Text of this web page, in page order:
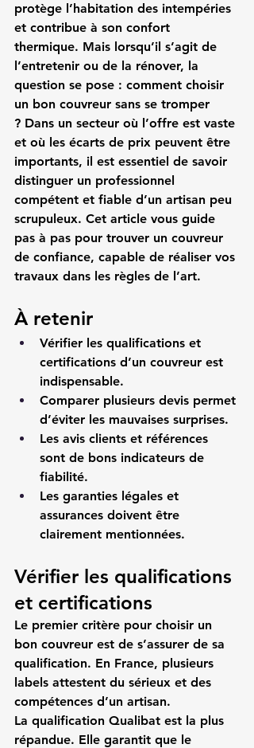
protège l’habitation des intempéries
et contribue à son confort
thermique. Mais lorsqu’il s’agit de
l’entretenir ou de la rénover, la
question se pose : comment choisir
un bon couvreur sans se tromper
? Dans un secteur où l’offre est vaste
et où les écarts de prix peuvent être
importants, il est essentiel de savoir
distinguer un professionnel
compétent et fiable d’un artisan peu
scrupuleux. Cet article vous guide
pas à pas pour trouver un couvreur
de confiance, capable de réaliser vos
travaux dans les règles de l’art.
À retenir
Vérifier les qualifications et
certifications d’un couvreur est
indispensable.
Comparer plusieurs devis permet
d’éviter les mauvaises surprises.
Les avis clients et références
sont de bons indicateurs de
fiabilité.
Les garanties légales et
assurances doivent être
clairement mentionnées.
Vérifier les qualifications
et certifications
Le premier critère pour choisir un
bon couvreur est de s’assurer de sa
qualification. En France, plusieurs
labels attestent du sérieux et des
compétences d’un artisan.
La qualification Qualibat est la plus
répandue. Elle garantit que le